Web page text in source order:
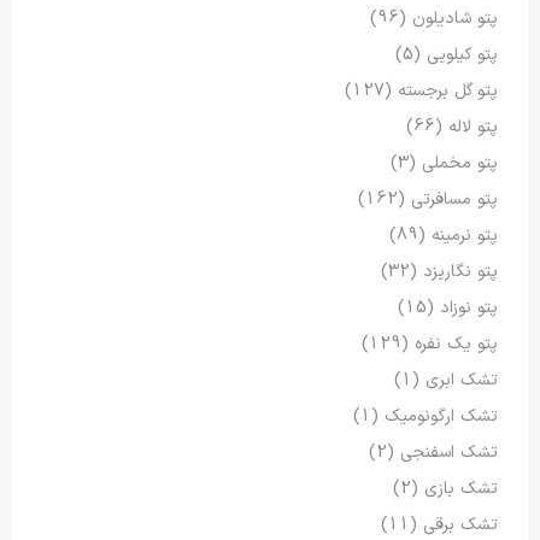
پتو شادیلون (96)
پتو کیلویی (5)
پتو گل برجسته (127)
پتو لاله (66)
پتو مخملی (3)
پتو مسافرتی (162)
پتو نرمینه (89)
پتو نگاریزد (32)
پتو نوزاد (15)
پتو یک نفره (129)
تشک ابری (1)
تشک ارگونومیک (1)
تشک اسفنجی (2)
تشک بازی (2)
تشک برقی (11)